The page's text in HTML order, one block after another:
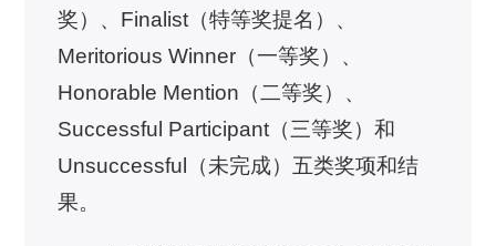
奖）、Finalist（特等奖提名）、
Meritorious Winner（一等奖）、
Honorable Mention（二等奖）、
Successful Participant（三等奖）和
Unsuccessful（未完成）五类奖项和结
果。